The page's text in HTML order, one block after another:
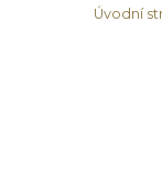
Úvodní